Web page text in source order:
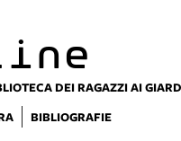
DEI RAGAZZI AI
BIBLIOGRAFIE